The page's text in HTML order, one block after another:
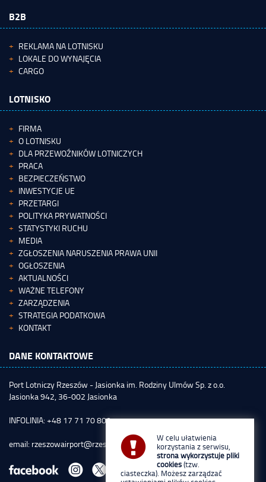
B2B
REKLAMA NA LOTNISKU
LOKALE DO WYNAJĘCIA
CARGO
LOTNISKO
FIRMA
O LOTNISKU
DLA PRZEWOŹNIKÓW LOTNICZYCH
PRACA
BEZPIECZEŃSTWO
INWESTYCJE UE
PRZETARGI
POLITYKA PRYWATNOŚCI
STATYSTYKI RUCHU
MEDIA
ZGŁOSZENIA NARUSZENIA PRAWA UNII
OGŁOSZENIA
AKTUALNOŚCI
WAŻNE TELEFONY
ZARZĄDZENIA
STRATEGIA PODATKOWA
KONTAKT
DANE KONTAKTOWE
Port Lotniczy Rzeszów - Jasionka im. Rodziny Ulmów Sp. z o.o.
Jasionka 942, 36-002 Jasionka
INFOLINIA: +48 17 71 70 800
email: rzeszowairport@rzeszowairport.pl
W celu ułatwienia
korzystania z serwisu,
strona wykorzystuje pliki
cookies(tzw.
ciasteczka). Możesz zarządzać